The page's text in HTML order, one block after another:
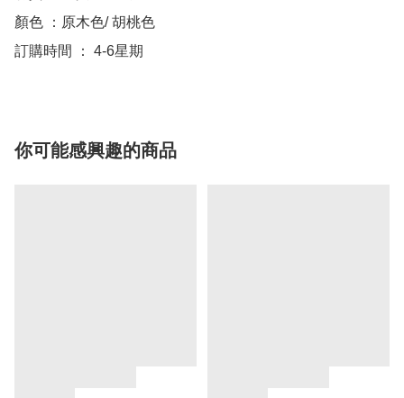
顏色 ：原木色/ 胡桃色
你可能感興趣的商品